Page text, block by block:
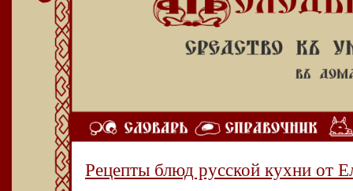
Рецепты блюд русской кухни от